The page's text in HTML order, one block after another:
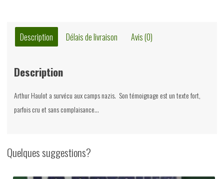
Description Délais de livraison Avis (0)
Description
Arthur Haulot a survécu aux camps nazis. Son témoignage est un texte fort,
parfois cru et sans complaisance…
Quelques suggestions?